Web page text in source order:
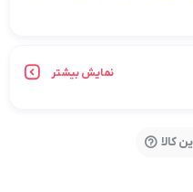
نمایش بیشتر
کالا